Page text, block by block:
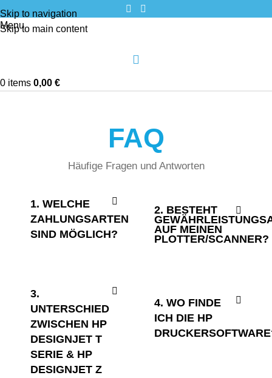
Skip to navigation
Skip to main content
Menu
0 items 0,00 €
FAQ
Häufige Fragen und Antworten
1. WELCHE
ZAHLUNGSARTEN
SIND MÖGLICH?
2. BESTEHT
AUF MEINEN
PLOTTER/SCANNER?
3.
UNTERSCHIED
ZWISCHEN HP
DESIGNJET T
SERIE & HP
DESIGNJET Z
4. WO FINDE
ICH DIE HP